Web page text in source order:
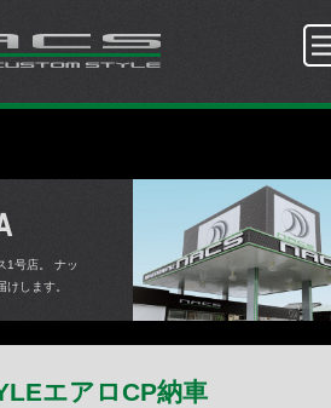
号店。
ナッ
します。
エアロCP納車